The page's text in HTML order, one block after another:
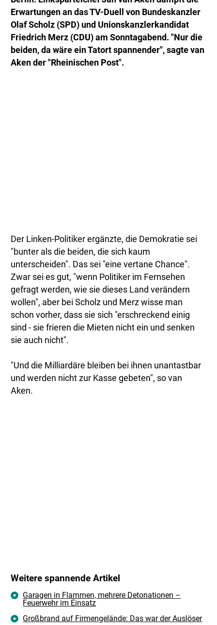
Erwartungen an das TV-Duell von Bundeskanzler
Olaf Scholz (SPD) und Unionskanzlerkandidat
Friedrich Merz (CDU) am Sonntagabend. "Nur die
beiden, da wäre ein Tatort spannender", sagte van
Aken der "Rheinischen Post".
Der Linken-Politiker ergänzte, die Demokratie sei
"bunter als die beiden, die sich kaum
unterscheiden". Das sei "eine vertane Chance".
Zwar sei es gut, "wenn Politiker im Fernsehen
gefragt werden, wie sie dieses Land verändern
wollen", aber bei Scholz und Merz wisse man
schon vorher, dass sie sich "erschreckend einig
sind - sie frieren die Mieten nicht ein und senken
sie auch nicht".
"Und die Milliardäre bleiben bei ihnen unantastbar
und werden nicht zur Kasse gebeten", so van
Aken.
Weitere spannende Artikel
Garagen in Flammen, mehrere Detonationen –
Feuerwehr im Einsatz
Großbrand auf Firmengelände: Das war der Auslöser